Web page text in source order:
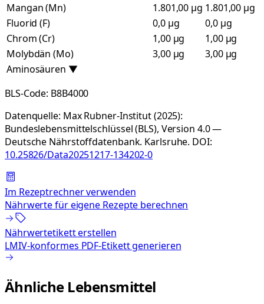
Mangan (Mn)
1.801,00 µg 1.801,00 µg
Fluorid (F)
0,0 µg
0,0 µg
Chrom (Cr)
1,00 µg
1,00 µg
Molybdän (Mo)
3,00 µg
3,00 µg
Aminosäuren ▼
BLS-Code: B8B4000
Datenquelle: Max Rubner-Institut (2025):
Bundeslebensmittelschlüssel (BLS), Version 4.0 —
Deutsche Nährstoffdatenbank. Karlsruhe. DOI:
10.25826/Data20251217-134202-0
Im Rezeptrechner verwenden
Nährwerte für eigene Rezepte berechnen
Nährwertetikett erstellen
LMIV-konformes PDF-Etikett generieren
Ähnliche Lebensmittel